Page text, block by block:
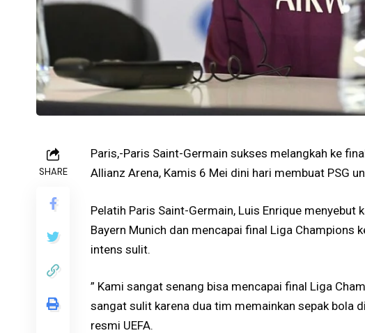
SHARE
Paris,-Paris Saint-Germain sukses melangkah ke
Allianz Arena, Kamis 6 Mei dini hari membuat PSG
Pelatih Paris Saint-Germain, Luis Enrique
Bayern Munich dan mencapai final Liga Champions
intens sulit.
” Kami sangat senang bisa mencapai final Liga
sangat sulit karena dua tim memainkan sepak bola
resmi UEFA.